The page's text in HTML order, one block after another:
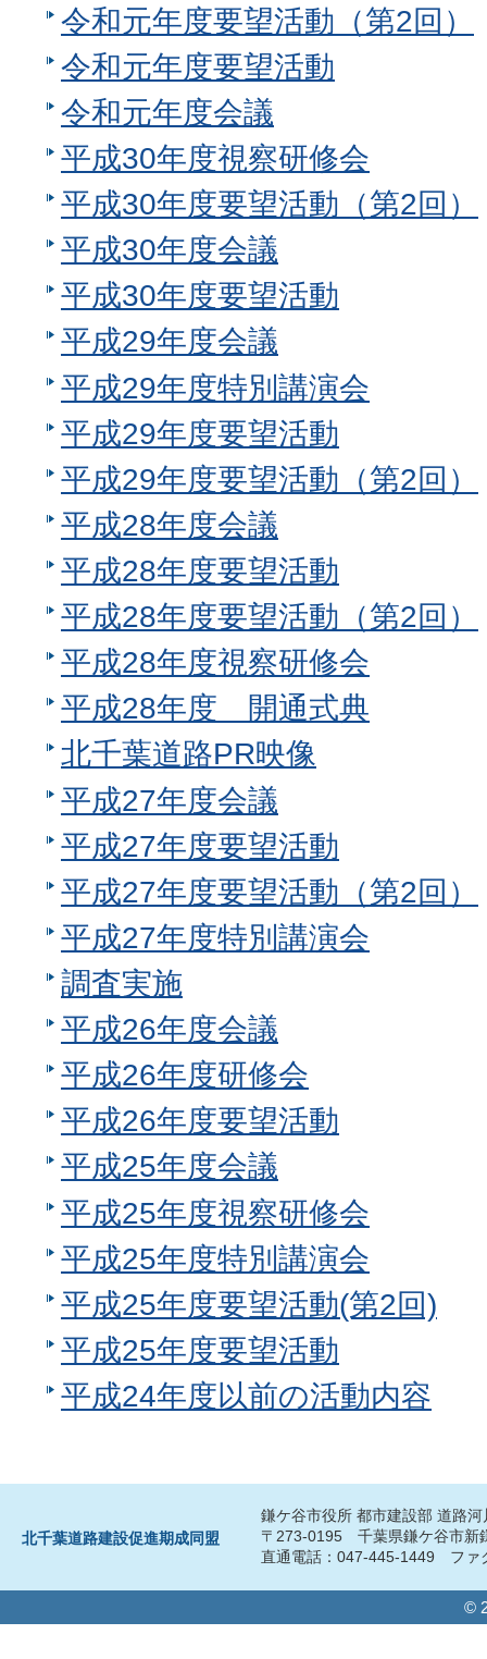
令和元年度要望活動（第2回）
令和元年度要望活動
令和元年度会議
平成30年度視察研修会
平成30年度要望活動（第2回）
平成30年度会議
平成30年度要望活動
平成29年度会議
平成29年度特別講演会
平成29年度要望活動
平成29年度要望活動（第2回）
平成28年度会議
平成28年度要望活動
平成28年度要望活動（第2回）
平成28年度視察研修会
平成28年度 開通式典
北千葉道路PR映像
平成27年度会議
平成27年度要望活動
平成27年度要望活動（第2回）
平成27年度特別講演会
調査実施
平成26年度会議
平成26年度研修会
平成26年度要望活動
平成25年度会議
平成25年度視察研修会
平成25年度特別講演会
平成25年度要望活動(第2回)
平成25年度要望活動
平成24年度以前の活動内容
北千葉道路建設促進期成同盟
鎌ケ谷市役所 都市建設部 道路河
〒273-0195 千葉県鎌ケ谷市新
直通電話：047-445-1449 ファ
©